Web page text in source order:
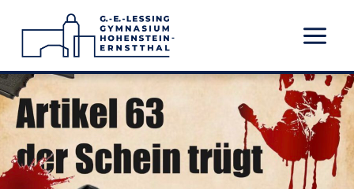
Inhalt
springen